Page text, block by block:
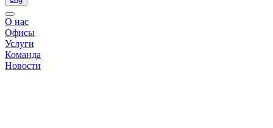
О нас
Офисы
Услуги
Команда
Новости